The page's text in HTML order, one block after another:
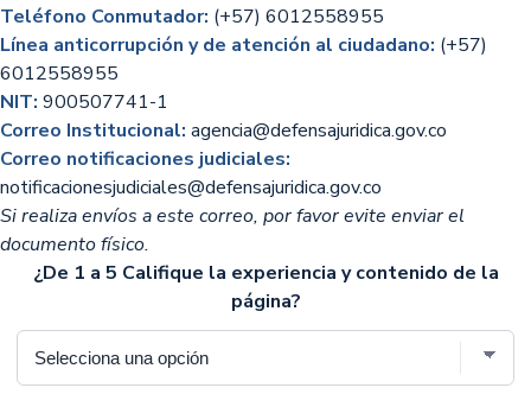
Teléfono Conmutador: (+57) 6012558955
Línea anticorrupción y de atención al ciudadano: (+57)
6012558955
NIT: 900507741-1
Correo Institucional: agencia@defensajuridica.gov.co
Correo notificaciones judiciales:
notificacionesjudiciales@defensajuridica.gov.co
Si realiza envíos a este correo, por favor evite enviar el
documento físico.
¿De 1 a 5 Califique la experiencia y contenido de la
página?